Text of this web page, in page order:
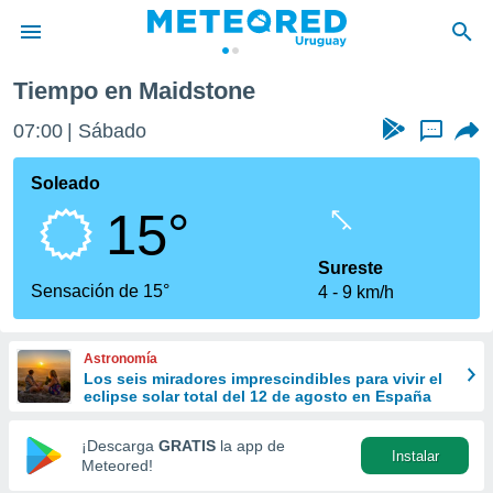
de
ha
calidad.
a este
las
y
forma
digital
basada
Tiempo en Maidstone
07:00 Sábado ...
Soleado
15°
Sensación de 15°
Sureste
4
9 km/h
Astronomía
Los seis miradores imprescindibles para vivir el
eclipse solar total del 12 de agosto en España
¡Descarga GRATIS la app de
Meteored!
Instalar